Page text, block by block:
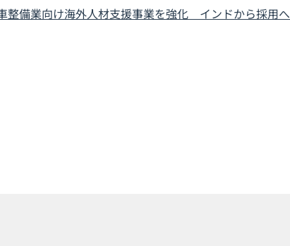
整備業向け海外人材支援事業を強化　インドから採用